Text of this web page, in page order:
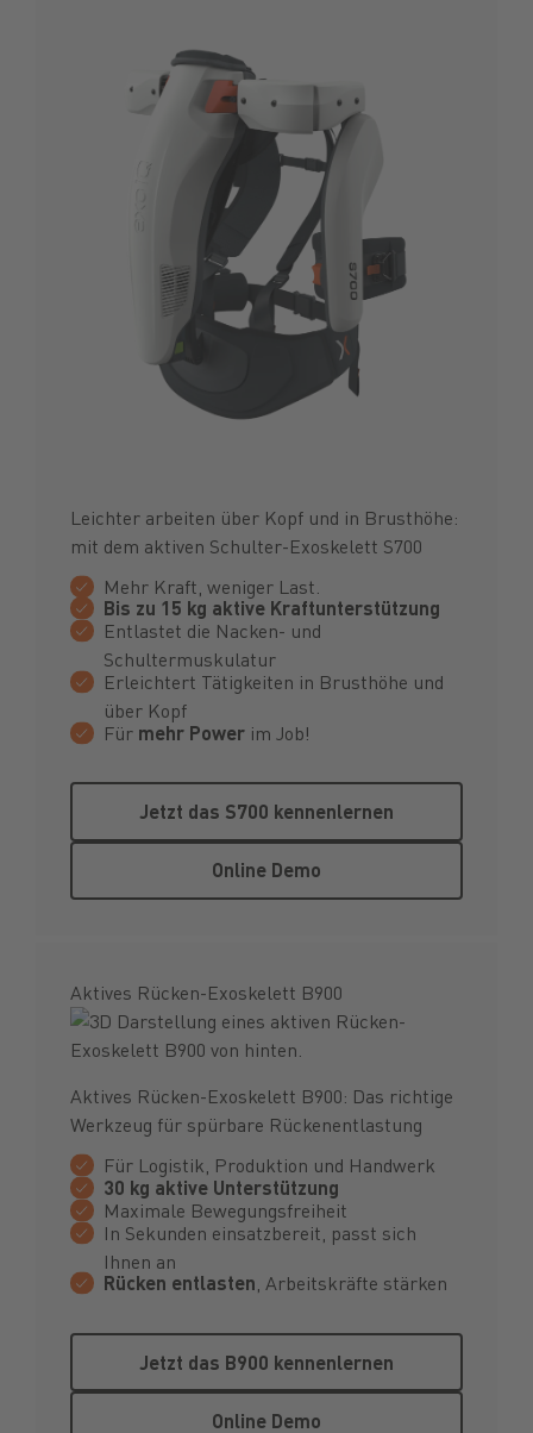
Leichter arbeiten über Kopf und in Brusthöhe:
mit dem aktiven Schulter-Exoskelett S700
Mehr Kraft, weniger Last.
Bis zu 15 kg aktive Kraftunterstützung
Entlastet die Nacken- und
Schultermuskulatur
Erleichtert Tätigkeiten in Brusthöhe und
über Kopf
Für mehr Powerim Job!
Jetzt das S700 kennenlernen
Jetzt das S700 kennenlernen
Online Demo
Aktives Rücken-Exoskelett B900
Aktives Rücken-Exoskelett B900: Das richtige
Werkzeug für spürbare Rückenentlastung
Für Logistik, Produktion und Handwerk
30 kg aktive Unterstützung
Maximale Bewegungsfreiheit
In Sekunden einsatzbereit, passt sich
Ihnen an
Rücken entlasten, Arbeitskräfte stärken
Jetzt das B900 kennenlernen
Jetzt das B900 kennenlernen
Online Demo